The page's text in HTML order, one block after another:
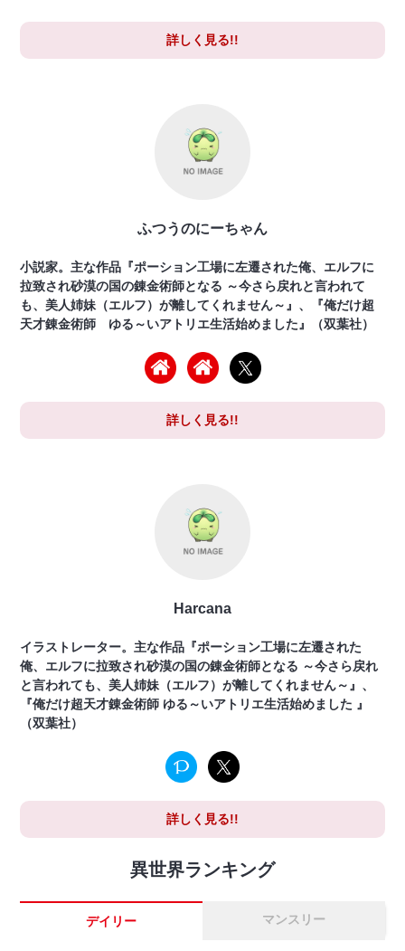
詳しく見る!!
ふつうのにーちゃん
小説家。主な作品『ポーション工場に左遷された俺、エルフに
拉致され砂漠の国の錬金術師となる ～今さら戻れと言われて
も、美人姉妹（エルフ）が離してくれません～』、『俺だけ超
天才錬金術師 ゆる～いアトリエ生活始めました』（双葉社）
詳しく見る!!
Harcana
イラストレーター。主な作品『ポーション工場に左遷された
俺、エルフに拉致され砂漠の国の錬金術師となる ～今さら戻れ
と言われても、美人姉妹（エルフ）が離してくれません～』、
『俺だけ超天才錬金術師 ゆる～いアトリエ生活始めました 』
（双葉社）
詳しく見る!!
異世界ランキング
デイリー マンスリー